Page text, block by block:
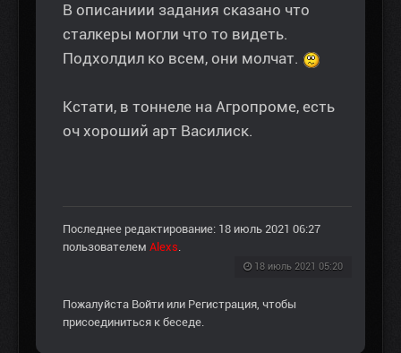
В описаниии задания сказано что
сталкеры могли что то видеть.
Подхолдил ко всем, они молчат.
Кстати, в тоннеле на Агропроме, есть
оч хороший арт Василиск.
Последнее редактирование: 18 июль 2021 06:27
пользователем Alexs.
18 июль 2021 05:20
Пожалуйста Войти или Регистрация, чтобы
присоединиться к беседе.